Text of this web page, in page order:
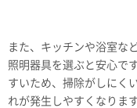
また、キッチンや浴室な
照明器具を選ぶと安心で
すいため、掃除がしにく
れが発生しやすくなりま